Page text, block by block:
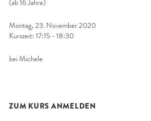
(ab 16 Jahre)
Montag, 23. November 2020
Kurszeit: 17:15 - 18:30
bei Michele
ZUM KURS ANMELDEN